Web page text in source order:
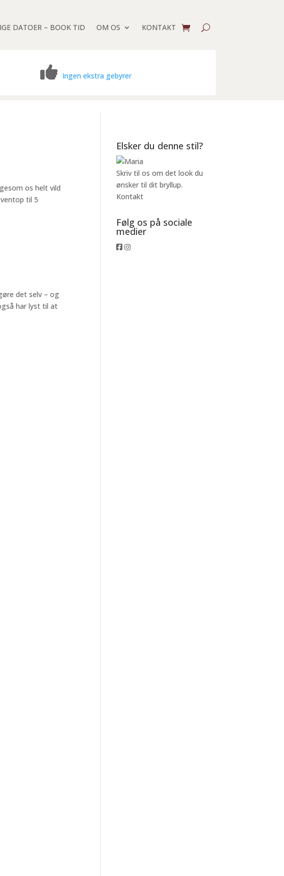
DATOER – BOOK TID OM OS KONTAKT
Ingen ekstra gebyrer
os helt vild
til 5
det selv – og
har lyst til at
Elsker du denne stil?
Skriv til os om det look du
ønsker til dit bryllup.
Kontakt
Følg os på sociale
medier